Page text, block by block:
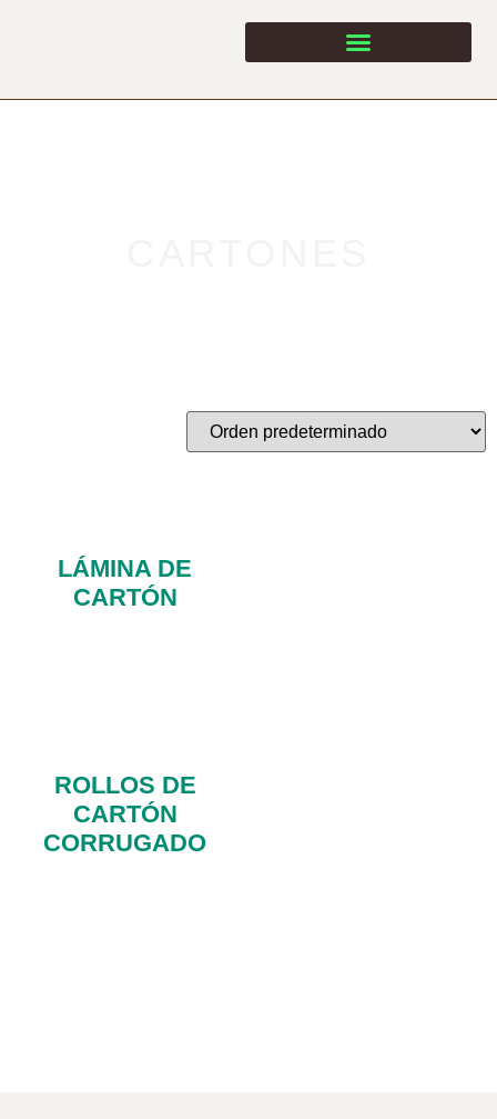
LÁMINA DE
CARTÓN
ROLLOS DE
CARTÓN
CORRUGADO